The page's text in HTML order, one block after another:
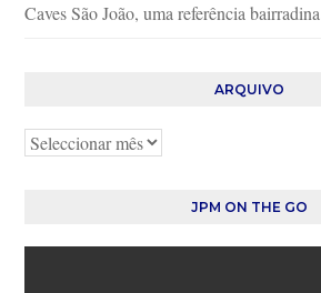
Caves São João, uma referência bairradina
ARQUIVO
Arquivo
JPM ON THE GO